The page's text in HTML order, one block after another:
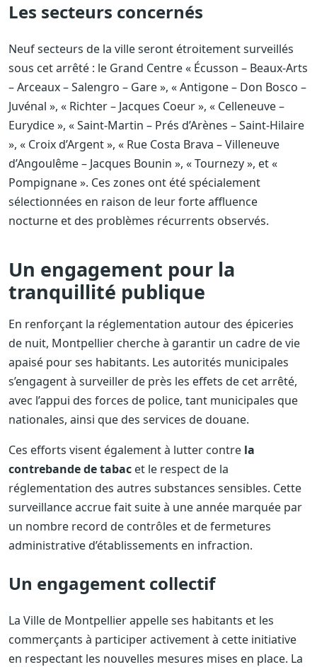
Les secteurs concernés
Neuf secteurs de la ville seront étroitement surveillés
sous cet arrêté : le Grand Centre « Écusson – Beaux-Arts
– Arceaux – Salengro – Gare », « Antigone – Don Bosco –
Juvénal », « Richter – Jacques Coeur », « Celleneuve –
Eurydice », « Saint-Martin – Prés d’Arènes – Saint-Hilaire
», « Croix d’Argent », « Rue Costa Brava – Villeneuve
d’Angoulême – Jacques Bounin », « Tournezy », et «
Pompignane ». Ces zones ont été spécialement
sélectionnées en raison de leur forte affluence
nocturne et des problèmes récurrents observés.
Un engagement pour la
tranquillité publique
En renforçant la réglementation autour des épiceries
de nuit, Montpellier cherche à garantir un cadre de vie
apaisé pour ses habitants. Les autorités municipales
s’engagent à surveiller de près les effets de cet arrêté,
avec l’appui des forces de police, tant municipales que
nationales, ainsi que des services de douane.
Ces efforts visent également à lutter contre la
contrebande de tabac et le respect de la
réglementation des autres substances sensibles. Cette
surveillance accrue fait suite à une année marquée par
un nombre record de contrôles et de fermetures
administrative d’établissements en infraction.
Un engagement collectif
La Ville de Montpellier appelle ses habitants et les
commerçants à participer activement à cette initiative
en respectant les nouvelles mesures mises en place. La